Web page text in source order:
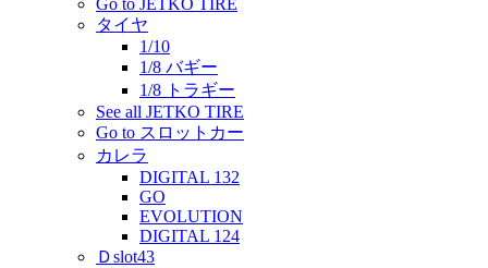
Go to JETKO TIRE
タイヤ
1/10
1/8 バギー
1/8 トラギー
See all JETKO TIRE
Go to スロットカー
カレラ
DIGITAL 132
GO
EVOLUTION
DIGITAL 124
Ｄslot43